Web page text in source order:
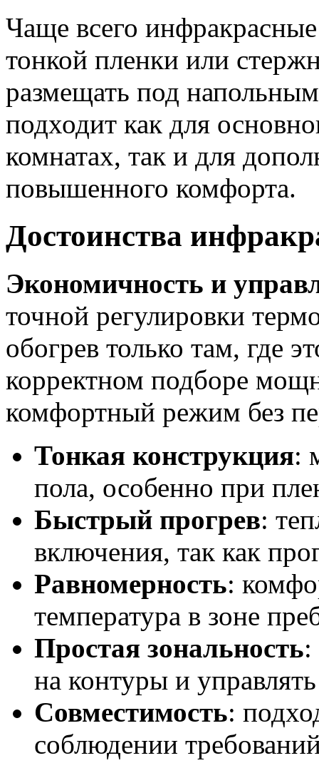
Чаще всего
тонкой пленки или
размещать под
подходит как для
комнатах, так и для
повышенного комфорта.
Достоинства
Экономичность и
точной регулировки
обогрев только там, где
корректном подборе
комфортный режим без
Тонкая конструкция:
пола, особенно при
Быстрый прогрев:
включения, так как
Равномерность:
температура в зоне
Простая зональность:
на контуры и
Совместимость:
соблюдении